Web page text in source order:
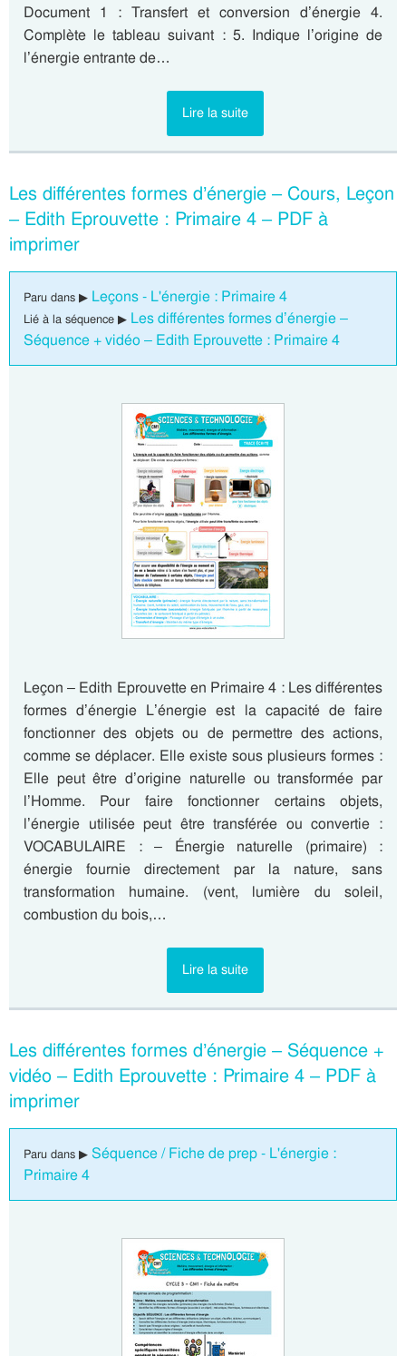
Document 1 : Transfert et conversion d’énergie 4.
Complète le tableau suivant : 5. Indique l’origine de
l’énergie entrante de…
Lire la suite
Les différentes formes d’énergie – Cours, Leçon
– Edith Eprouvette : Primaire 4 – PDF à
imprimer
Paru dans ▶ Leçons - L'énergie : Primaire 4
Lié à la séquence ▶ Les différentes formes d’énergie –
Séquence + vidéo – Edith Eprouvette : Primaire 4
Leçon – Edith Eprouvette en Primaire 4 : Les différentes
formes d’énergie L’énergie est la capacité de faire
fonctionner des objets ou de permettre des actions,
comme se déplacer. Elle existe sous plusieurs formes :
Elle peut être d’origine naturelle ou transformée par
l’Homme. Pour faire fonctionner certains objets,
l’énergie utilisée peut être transférée ou convertie :
VOCABULAIRE : – Énergie naturelle (primaire) :
énergie fournie directement par la nature, sans
transformation humaine. (vent, lumière du soleil,
combustion du bois,…
Lire la suite
Les différentes formes d’énergie – Séquence +
vidéo – Edith Eprouvette : Primaire 4 – PDF à
imprimer
Paru dans ▶ Séquence / Fiche de prep - L'énergie :
Primaire 4